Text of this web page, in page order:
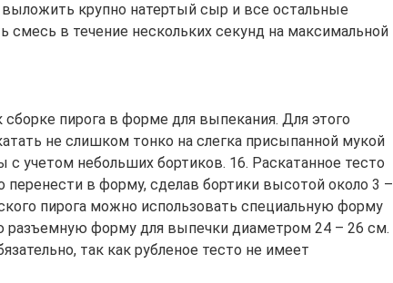
крупно натертый сыр и все остальные
смесь в течение нескольких секунд на максимальной
пирога в форме для выпекания. Для этого
не слишком тонко на слегка присыпанной мукой
учетом небольших бортиков. 16. Раскатанное тесто
перенести в форму, сделав бортики высотой около 3 –
пирога можно использовать специальную форму
разъемную форму для выпечки диаметром 24 – 26 см.
так как рубленое тесто не имеет